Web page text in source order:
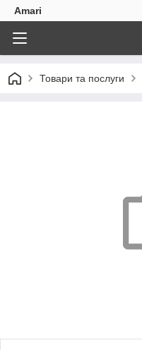
Amari
Товари та послуги